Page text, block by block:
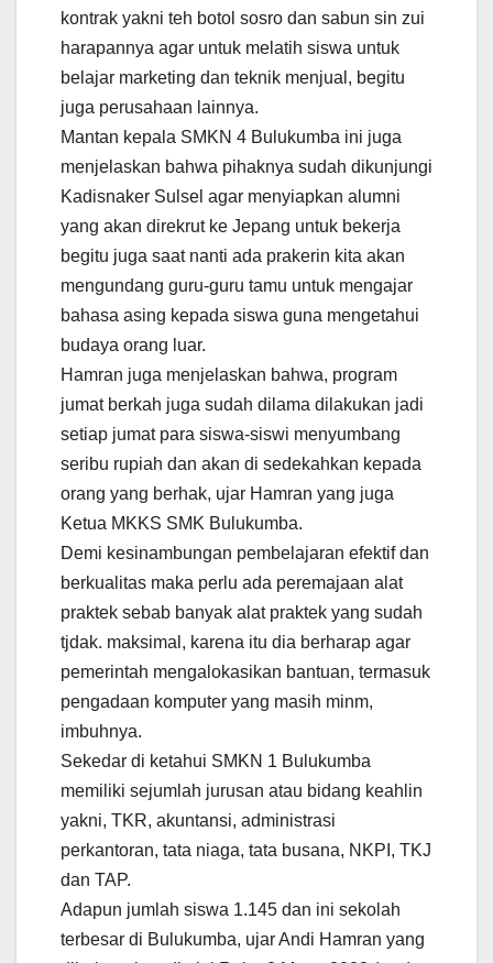
kontrak yakni teh botol sosro dan sabun sin zui
harapannya agar untuk melatih siswa untuk
belajar marketing dan teknik menjual, begitu
juga perusahaan lainnya.
Mantan kepala SMKN 4 Bulukumba ini juga
menjelaskan bahwa pihaknya sudah dikunjungi
Kadisnaker Sulsel agar menyiapkan alumni
yang akan direkrut ke Jepang untuk bekerja
begitu juga saat nanti ada prakerin kita akan
mengundang guru-guru tamu untuk mengajar
bahasa asing kepada siswa guna mengetahui
budaya orang luar.
Hamran juga menjelaskan bahwa, program
jumat berkah juga sudah dilama dilakukan jadi
setiap jumat para siswa-siswi menyumbang
seribu rupiah dan akan di sedekahkan kepada
orang yang berhak, ujar Hamran yang juga
Ketua MKKS SMK Bulukumba.
Demi kesinambungan pembelajaran efektif dan
berkualitas maka perlu ada peremajaan alat
praktek sebab banyak alat praktek yang sudah
tjdak. maksimal, karena itu dia berharap agar
pemerintah mengalokasikan bantuan, termasuk
pengadaan komputer yang masih minm,
imbuhnya.
Sekedar di ketahui SMKN 1 Bulukumba
memiliki sejumlah jurusan atau bidang keahlin
yakni, TKR, akuntansi, administrasi
perkantoran, tata niaga, tata busana, NKPI, TKJ
dan TAP.
Adapun jumlah siswa 1.145 dan ini sekolah
terbesar di Bulukumba, ujar Andi Hamran yang